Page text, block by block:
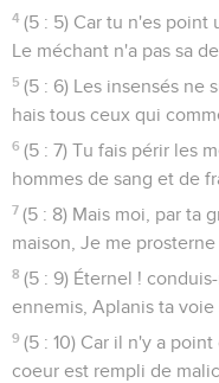
4 (5 : 5) Car tu n'es point
Le méchant n'a pas sa
5 (5 : 6) Les insensés ne
hais tous ceux qui
6 (5 : 7) Tu fais périr les
hommes de sang et de
7 (5 : 8) Mais moi, par ta
maison, Je me
8 (5 : 9) Éternel !
ennemis, Aplanis ta voie
9 (5 : 10) Car il n'y a
coeur est rempli de